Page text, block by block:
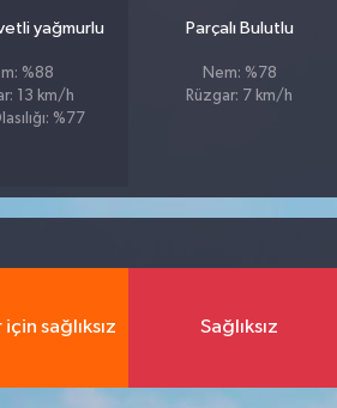
yağmurlu
%88
13 km/h
%77
Parçalı Bulutlu
Nem: %78
Rüzgar: 7 km/h
sağlıksız Sağlıksız